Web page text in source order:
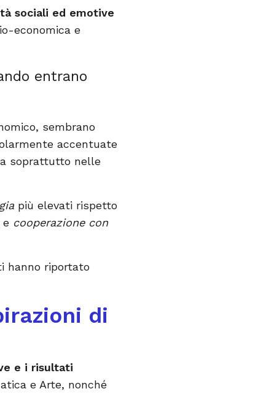
sociali ed emotive
economica e
entrano
sembrano
accentuate
soprattutto nelle
più elevati rispetto
e cooperazione con
hanno riportato
di
e i risultati
e Arte, nonché